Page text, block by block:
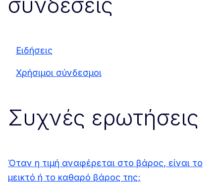
Ειδήσεις
Χρήσιμοι σύνδεσμοι
Συχνές ερωτήσεις
Όταν η τιμή αναφέρεται στο βάρος, είναι το
μεικτό ή το καθαρό βάρος της;